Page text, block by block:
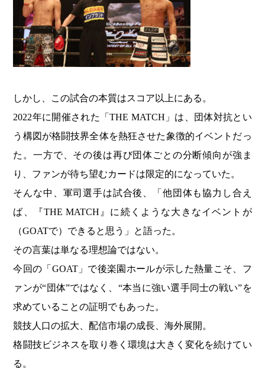
しかし、この試合の本質はスコア以上にある。
2022年に開催された「THE MATCH」は、団体対抗とい
う構図が格闘技界全体を熱狂させた象徴的イベントだっ
た。一方で、その後は再び団体ごとの分断傾向が強ま
り、ファンが待ち望むカードは限定的になっていた。
そんな中、軍司選手は試合後、「他団体も協力し合え
ば、『THE MATCH』に続くような大きなイベントが
（GOATで）できると思う」と語った。
その言葉は単なる理想論ではない。
今回の「GOAT」で後楽園ホールが示した熱量こそ、フ
ァンが“団体”ではなく、“本当に強い選手同士の戦い”を
求めていることの証明でもあった。
競技人口の拡大、配信市場の成長、海外展開。
格闘技ビジネスを取り巻く環境は大きく変化を続けてい
る。